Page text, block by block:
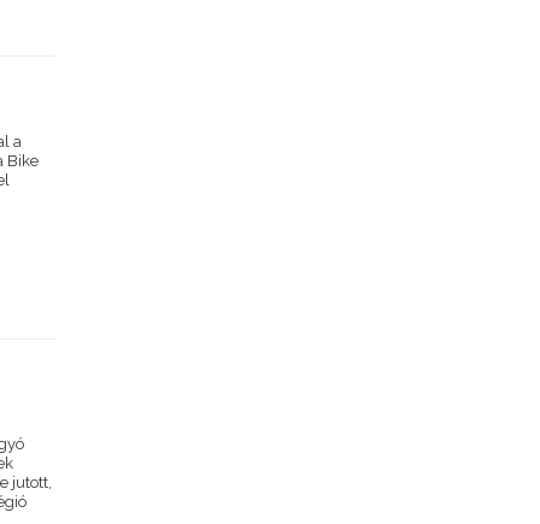
a
Bike
jutott,